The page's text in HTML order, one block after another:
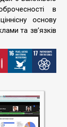
в
основу
та звʼязків